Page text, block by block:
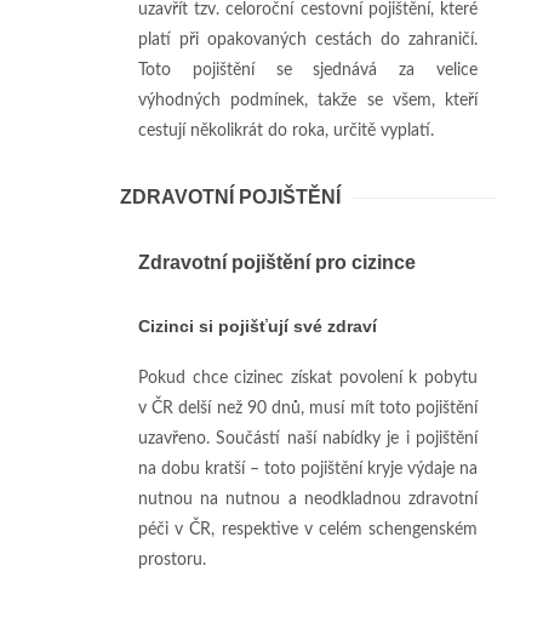
uzavřít tzv. celoroční cestovní pojištění, které
platí při opakovaných cestách do zahraničí.
Toto pojištění se sjednává za velice
výhodných podmínek, takže se všem, kteří
cestují několikrát do roka, určitě vyplatí.
ZDRAVOTNÍ POJIŠTĚNÍ
Zdravotní pojištění pro cizince
Cizinci si pojišťují své zdraví
Pokud chce cizinec získat povolení k pobytu
v ČR delší než 90 dnů, musí mít toto pojištění
uzavřeno. Součástí naší nabídky je i pojištění
na dobu kratší – toto pojištění kryje výdaje na
nutnou na nutnou a neodkladnou zdravotní
péči v ČR, respektive v celém schengenském
prostoru.